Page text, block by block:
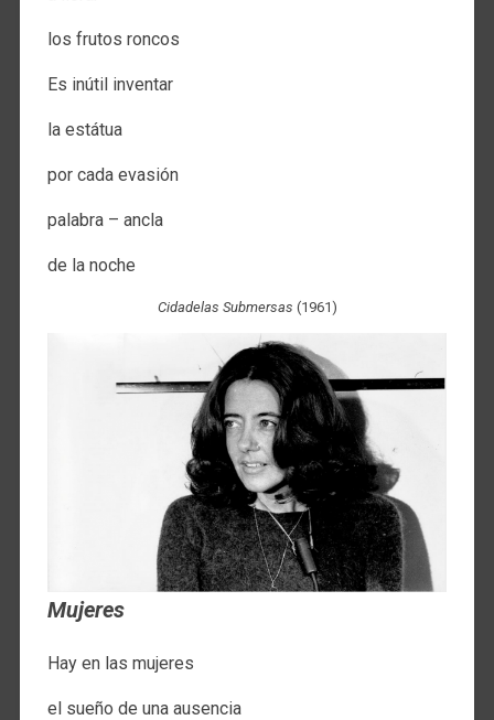
los frutos roncos​​
Es inútil inventar ​​
la estátua​​
por cada evasión​​
palabra – ancla​​
de la noche​​
Cidadelas Submersas​​ (1961)
Mujeres
Hay en las mujeres​​
el sueño de una ausencia​​